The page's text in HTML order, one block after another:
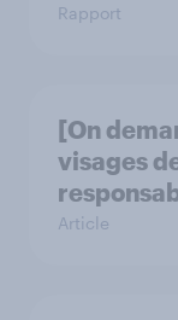
Rapport
[On
visages
Article